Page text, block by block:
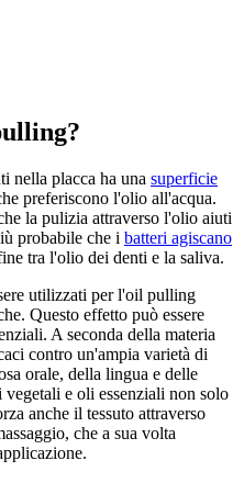
?
nella placca ha una superficie
preferiscono l'olio all'acqua.
la pulizia attraverso l'olio aiuti
probabile che i batteri agiscano
tra l'olio dei denti e la saliva.
utilizzati per l'oil pulling
Questo effetto può essere
A seconda della materia
contro un'ampia varietà di
orale, della lingua e delle
e oli essenziali non solo
anche il tessuto attraverso
che a sua volta